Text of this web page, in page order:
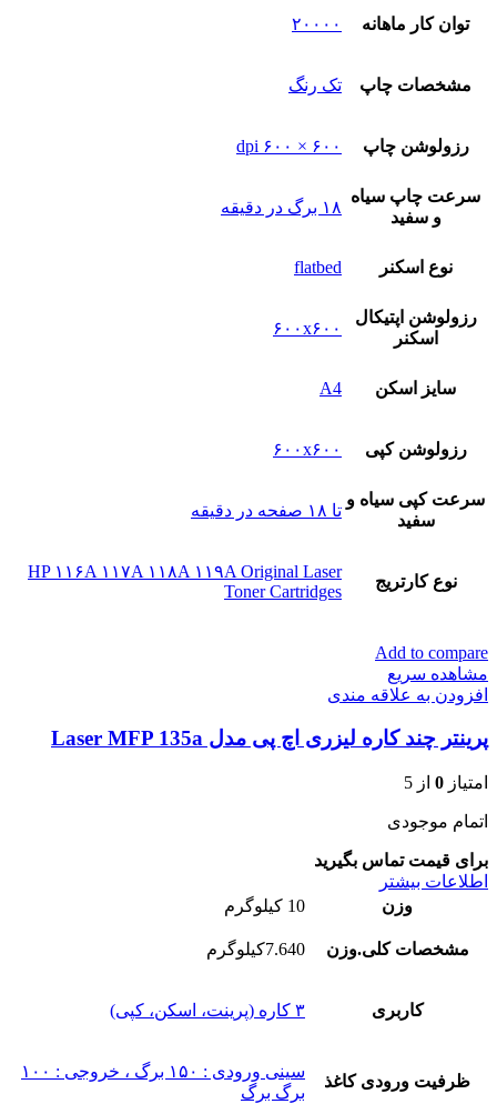
توان کار ماهانه ۲۰۰۰۰
مشخصات چاپ تک رنگ
رزولوشن چاپ ۶۰۰ × ۶۰۰ dpi
سرعت چاپ سیاه
و سفید
۱۸ برگ در دقیقه
نوع‌ اسکنر flatbed
رزولوشن اپتیکال
اسکنر
۶۰۰x۶۰۰
سایز اسکن A4
رزولوشن کپی ۶۰۰x۶۰۰
سرعت کپی سیاه و
سفید
تا ۱۸ صفحه در دقیقه
نوع کارتریج
HP ۱۱۶A ۱۱۷A ۱۱۸A ۱۱۹A Original Laser
Toner Cartridges
Add to compare
مشاهده سریع
افزودن به علاقه مندی
پرینتر چند کاره لیزری اچ پی مدل Laser MFP 135a
امتیاز 0 از 5
اتمام موجودی
برای قیمت تماس بگیرید
اطلاعات بیشتر
وزن
10 کیلوگرم
مشخصات کلی.وزن 7.640کیلوگرم
کاربری ۳ کاره (پرینت، اسکن، کپی)
ظرفیت ورودی کاغذ
سینی ورودی : ۱۵۰ برگ ، خروجی : ۱۰۰
برگ برگ